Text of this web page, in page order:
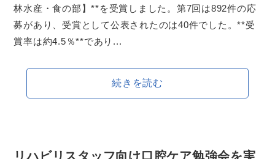
林水産・食の部】**を受賞しました。第7回は892件の応
募があり、受賞として公表されたのは40件でした。**受
賞率は約4.5％**であり...
続きを読む
リハビリスタッフ向け口腔ケア勉強会を実